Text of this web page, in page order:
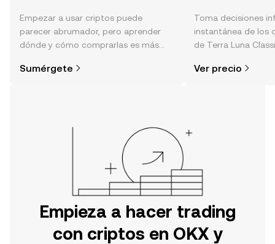
Empezar a usar criptos puede
parecer abrumador, pero aprender
dónde y cómo comprarlas es más
tu aventura en la aplicación móvil de
Sumérgete
Toma decisiones
instantánea de los
de Terra Luna
noticias y más.
Ver precio
Empieza a hacer trading
con criptos en OKX y